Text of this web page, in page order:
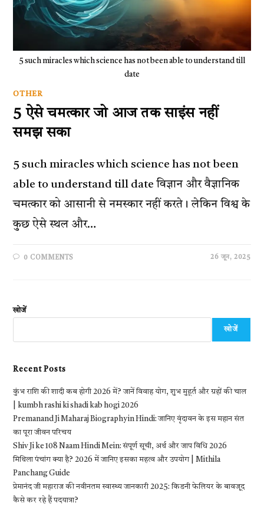
5 such miracles which science has not been able to understand till
date
OTHER
5 ऐसे चमत्कार जो आज तक साइंस नहीं
समझ सका
5 such miracles which science has not been
able to understand till date विज्ञान और वैज्ञानिक
चमत्कार को आसानी से नमस्कार नहीं करते। लेकिन विश्व के
कुछ ऐसे स्थल और…
0 COMMENTS 26 जून, 2025
खोजें
खोजें
Recent Posts
कुंभ राशि की शादी कब होगी 2026 में? जानें विवाह योग, शुभ मुहूर्त और ग्रहों की चाल
| kumbh rashi ki shadi kab hogi 2026
Premanand Ji Maharaj Biography in Hindi: जानिए वृंदावन के इस महान संत
का पूरा जीवन परिचय
Shiv Ji ke 108 Naam Hindi Mein: संपूर्ण सूची, अर्थ और जाप विधि 2026
मिथिला पंचांग क्या है? 2026 में जानिए इसका महत्व और उपयोग | Mithila
Panchang Guide
प्रेमानंद जी महाराज की नवीनतम स्वास्थ्य जानकारी 2025: किडनी फेलियर के बावजूद
कैसे कर रहे हैं पदयात्रा?